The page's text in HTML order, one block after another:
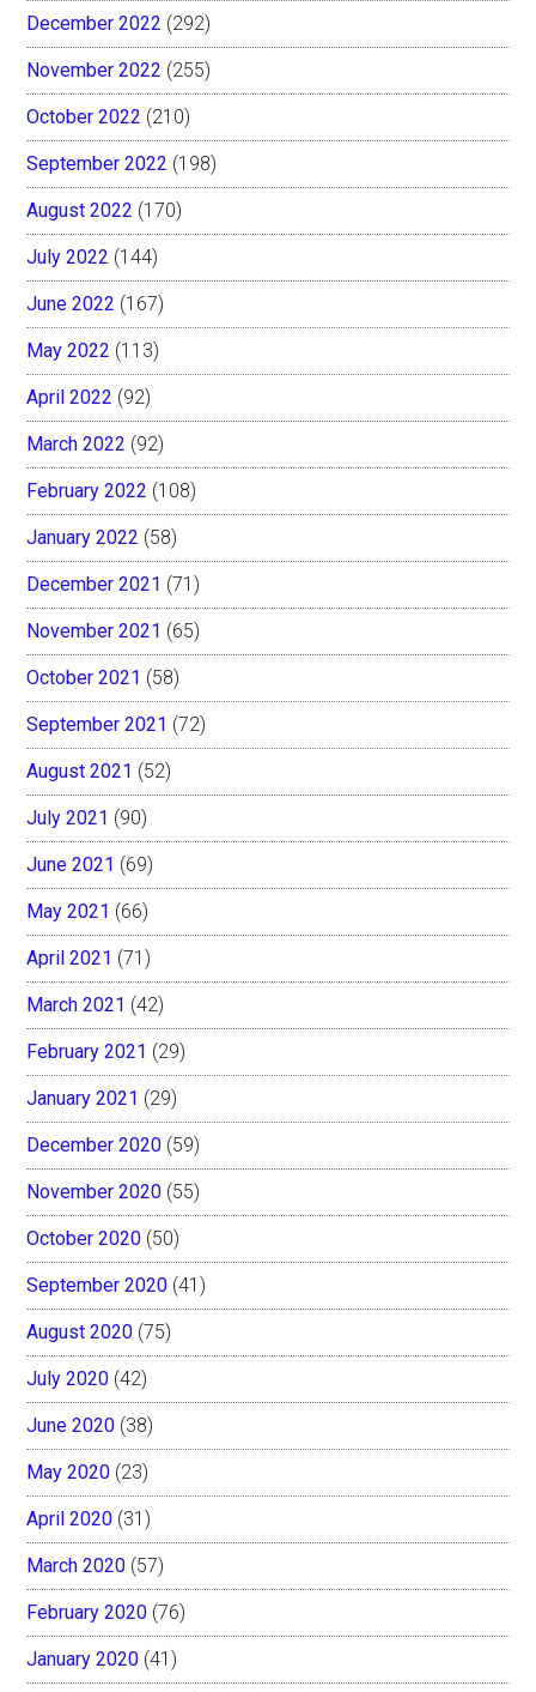
December 2022 (292)
November 2022 (255)
October 2022 (210)
September 2022 (198)
August 2022 (170)
July 2022 (144)
June 2022 (167)
May 2022 (113)
April 2022 (92)
March 2022 (92)
February 2022 (108)
January 2022 (58)
December 2021 (71)
November 2021 (65)
October 2021 (58)
September 2021 (72)
August 2021 (52)
July 2021 (90)
June 2021 (69)
May 2021 (66)
April 2021 (71)
March 2021 (42)
February 2021 (29)
January 2021 (29)
December 2020 (59)
November 2020 (55)
October 2020 (50)
September 2020 (41)
August 2020 (75)
July 2020 (42)
June 2020 (38)
May 2020 (23)
April 2020 (31)
March 2020 (57)
February 2020 (76)
January 2020 (41)